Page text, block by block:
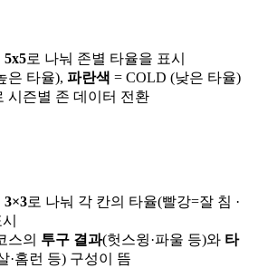
5x5로 나눠 존별 타율을 표시
은 타율), 파란색 = COLD (낮은 타율)
시즌별 존 데이터 전환
3×3로 나눠 각 칸의 타율(빨강=잘 침 ·
스의 투구 결과(헛스윙·파울 등)와 타
·홈런 등) 구성이 뜸